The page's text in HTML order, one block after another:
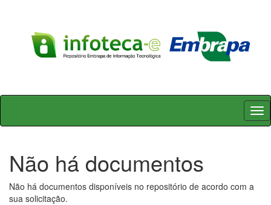
Skip
Não há documentos
Não há documentos disponíveis no repositório de acordo com a
sua solicitação.